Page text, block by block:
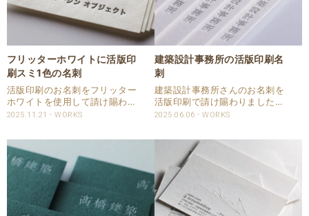
フリッターホワイトに活版印
刷スミ1色の名刺
活版印刷のお名刺をフリッター
ホワイトを使用して請け賜わり
ました。 用紙のフリッターホワ
特の用紙です。 印刷は活版印刷
1色で印圧を入れて印刷してい
ます。 紙の表面に高低差がある
ため印圧を入れても..
2025.11.21 WORKS
建築設計事務所の活版印刷名
刺
建築設計事務所さんのお名刺を
活版印刷で請け賜わりました。
用紙は厚みがあり人気のある特
た。 活版印刷で片面１色を強い
印圧で印刷いたしました。 仕様
商品：名刺 サイズ：55ｘ91㎜
用紙：特..
2025.06.06 WORKS